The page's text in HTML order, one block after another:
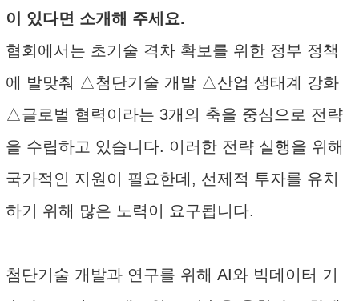
이 있다면 소개해 주세요.
협회에서는 초기술 격차 확보를 위한 정부 정책
에 발맞춰 △첨단기술 개발 △산업 생태계 강화
△글로벌 협력이라는 3개의 축을 중심으로 전략
을 수립하고 있습니다. 이러한 전략 실행을 위해
국가적인 지원이 필요한데, 선제적 투자를 유치
하기 위해 많은 노력이 요구됩니다.
첨단기술 개발과 연구를 위해 AI와 빅데이터 기